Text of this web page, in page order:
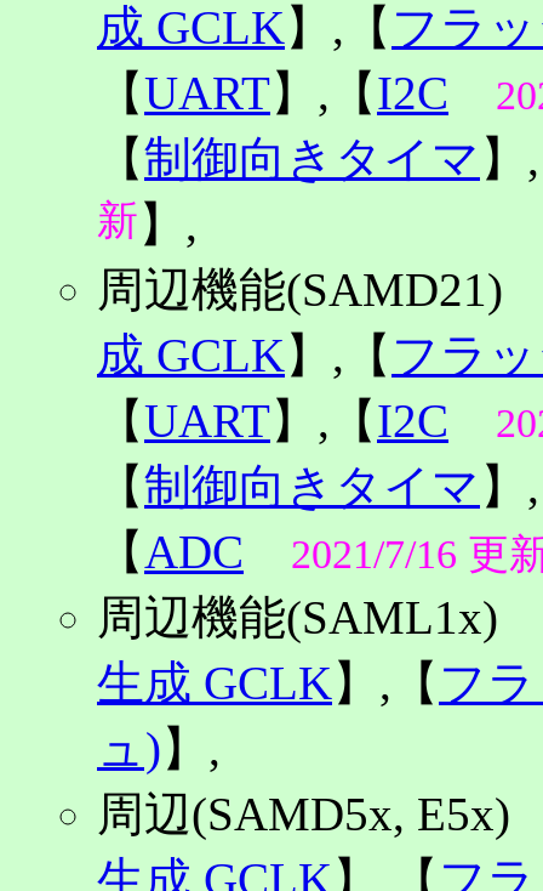
成 GCLK】,【 フラ
【UART】,【I2C
【制御向きタイマ 】
新】,
周辺機能
成 GCLK】,【 フラ
【UART】,【I2C
【制御向きタイマ 】
【ADC 2021/7/16 更
周辺機能
生成 GCLK】,【 フ
ュ)】,
周辺(SAMD5x,
生成 GCLK 】,【 フ